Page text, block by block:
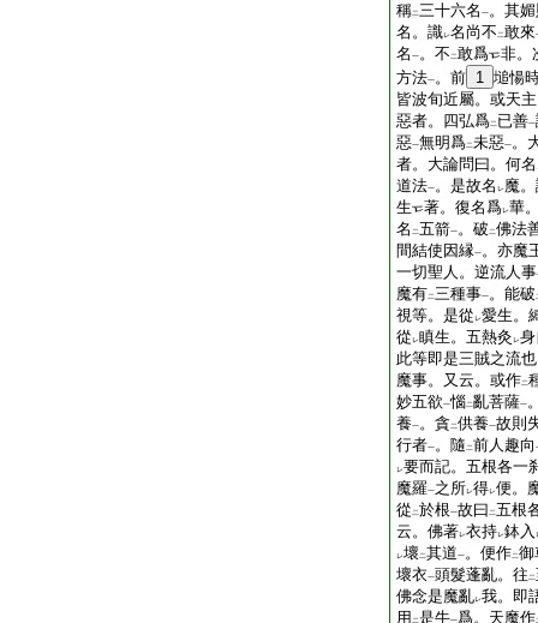
稱二三十六名 一。其
名。識レ名尚不 二敢來
名 一。不 二敢爲
非。
方法一。前 1 塠愓
皆波旬近屬。或天
惡者。四弘爲二 已善一
惡一無明爲二未惡一。
者。大論問曰。何
道法一。是故名 レ魔
生
著。復名爲レ華
名 二五箭一。破 二佛法
間結使因縁一。亦魔
一切聖人。逆流人事
魔有二三種事一。能破
視等。是從 レ愛生。
從 レ瞋生。五熱灸 レ
此等即是三賊之流
魔事。又云。或作二
妙五欲一惱二亂菩薩一
養一。貪 二供養一故則
行者一。隨 二前人趣向
レ要而記。五根各一
魔羅一之所レ得レ便。
從 二於根一故曰 二五根
云。佛著レ衣持レ鉢入
レ壞 二其道一。便作二御
壞衣一頭髮蓬亂。往 二
佛念是魔亂レ我。即
用 二是牛一爲。天魔作